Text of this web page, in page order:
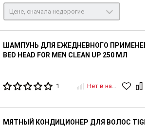
Цене, сначала недорогие
ШАМПУНЬ ДЛЯ ЕЖЕДНЕВНОГО
BED HEAD FOR MEN CLEAN UP 250 МЛ
1 Нет в наличии
МЯТНЫЙ КОНДИЦИОНЕР ДЛЯ ВОЛОС TIGI